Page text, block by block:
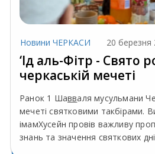
Новини ЧЕРКАСИ 20 березня
‘Ід аль-Фітр - Свято
черкаській мечеті
Ранок 1 Шавваля мусульмани
мечеті святковими такбірами.
імамХусейн провів важливу
знань та значення святкових